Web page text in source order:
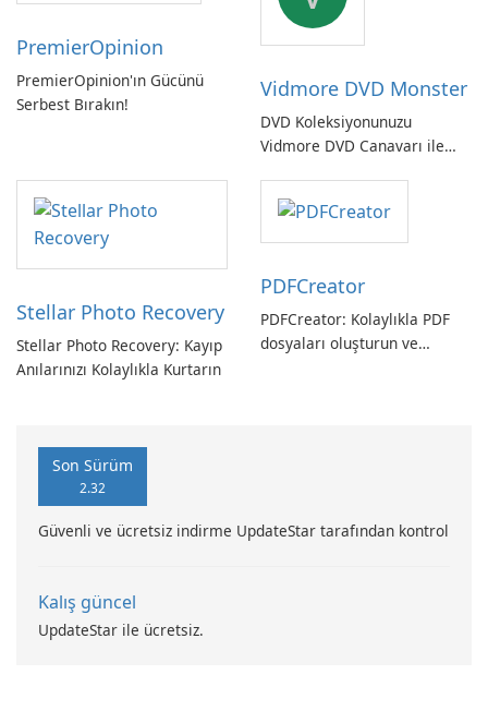
PremierOpinion
PremierOpinion'ın Gücünü
Serbest Bırakın!
Vidmore DVD Monster
DVD Koleksiyonunuzu
Vidmore DVD Canavarı ile
Stellar Photo Recovery
Stellar Photo Recovery: Kayıp
Anılarınızı Kolaylıkla Kurtarın
PDFCreator
PDFCreator: Kolaylıkla PDF
dosyaları oluşturun ve
Son Sürüm
2.32
Güvenli ve ücretsiz indirme UpdateStar tarafından kontrol
Kalış güncel
UpdateStar ile ücretsiz.